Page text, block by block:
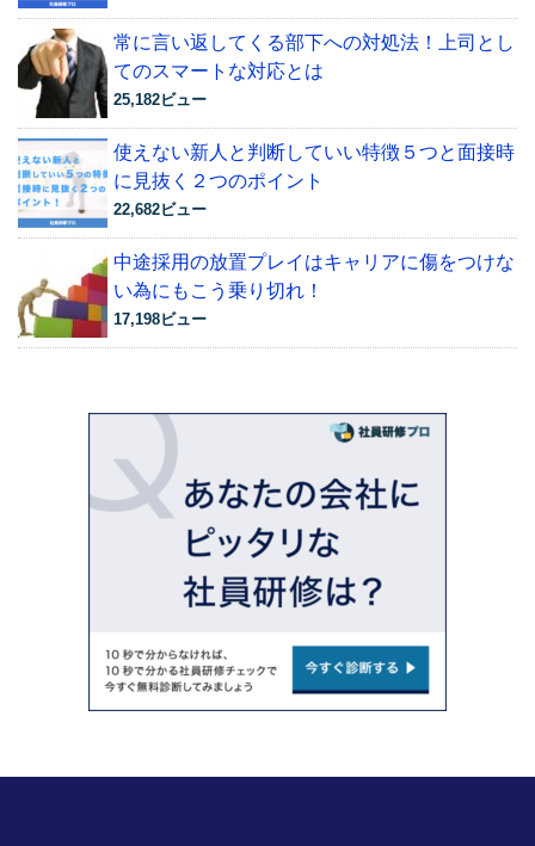
常に言い返してくる部下への対処法！上司とし
てのスマートな対応とは
25,182ビュー
使えない新人と判断していい特徴５つと面接時
に見抜く２つのポイント
22,682ビュー
中途採用の放置プレイはキャリアに傷をつけな
い為にもこう乗り切れ！
17,198ビュー